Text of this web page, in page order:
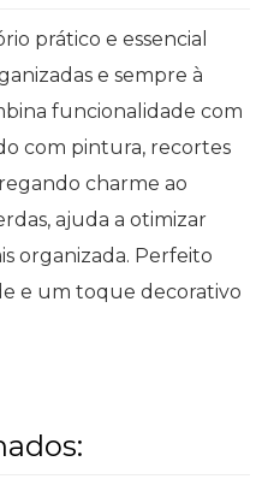
prático e essencial
e sempre à
funcionalidade com
com pintura, recortes
charme ao
ajuda a otimizar
organizada. Perfeito
e um toque decorativo